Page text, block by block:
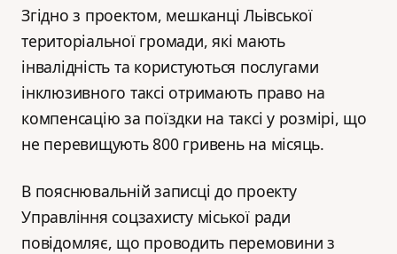
Згідно з проектом, мешканці Льівської
територіальної громади, які мають
інвалідність та користуються послугами
інклюзивного таксі отримають право на
компенсацію за поїздки на таксі у розмірі, що
не перевищують 800 гривень на місяць.
В пояснювальній записці до проекту
Управління соцзахисту міської ради
повідомляє, що проводить перемовини з